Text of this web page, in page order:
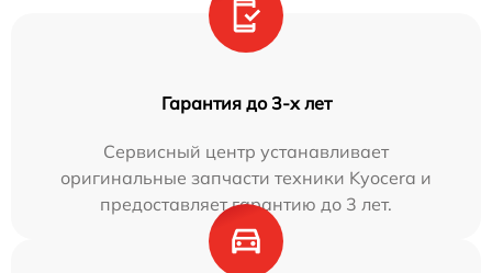
Гарантия до 3-х лет
Сервисный центр устанавливает
оригинальные запчасти техники Kyocera и
предоставляет гарантию до 3 лет.